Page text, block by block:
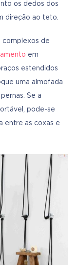
os dedos dos
direção ao teto.
complexos de
em
estendidos
uma almofada
Se a
pode-se
entre as coxas e